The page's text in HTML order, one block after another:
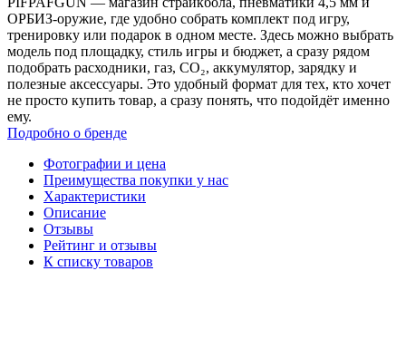
ОРБИЗ-оружие, где удобно собрать комплект под игру,
тренировку или подарок в одном месте. Здесь можно выбрать
модель под площадку, стиль игры и бюджет, а сразу рядом
подобрать расходники, газ, CO₂, аккумулятор, зарядку и
полезные аксессуары. Это удобный формат для тех, кто хочет
не просто купить товар, а сразу понять, что подойдёт именно
ему.
Подробно о бренде
Фотографии и цена
Преимущества покупки у нас
Характеристики
Описание
Отзывы
Рейтинг и отзывы
К списку товаров